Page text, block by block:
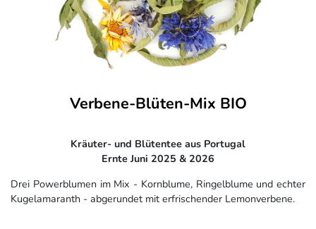
Verbene-Blüten-Mix BIO
Kräuter- und Blütentee aus Portugal
Ernte Juni 2025 & 2026
Drei Powerblumen im Mix - Kornblume, Ringelblume und echter
Kugelamaranth - abgerundet mit erfrischender Lemonverbene.